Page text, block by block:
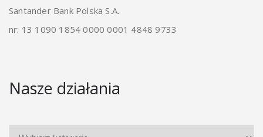
Santander Bank Polska S.A.
nr: 13 1090 1854 0000 0001 4848 9733
Nasze działania